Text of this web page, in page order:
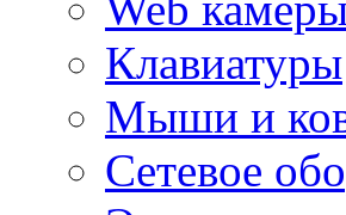
Клавиатуры
Мыши и
Сетевое